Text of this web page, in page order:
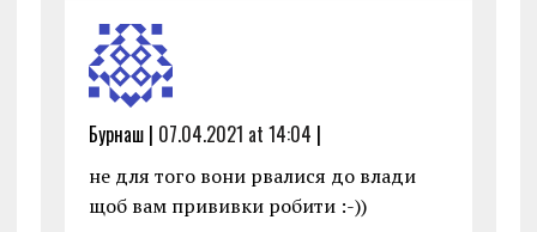
Бурнаш | 07.04.2021 at 14:04 |
не для того вони рвалися до влади
щоб вам прививки робити :-))